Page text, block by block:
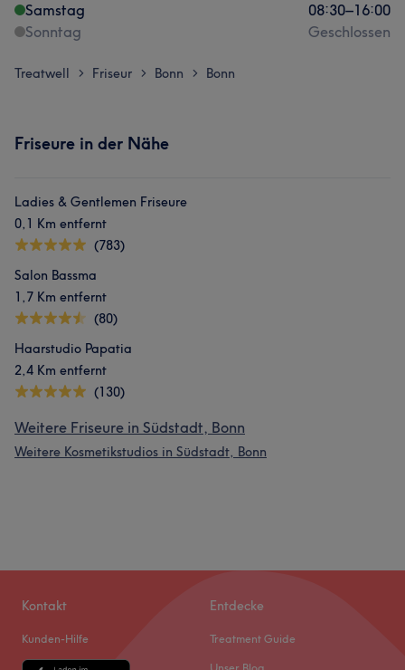
Samstag
08:30–16:00
Sonntag
Geschlossen
Treatwell > Friseur > Bonn > Bonn
Friseure in der Nähe
Ladies & Gentlemen Friseure
0,1 Km entfernt
(783)
Salon Bassma
1,7 Km entfernt
(80)
Haarstudio Papatia
2,4 Km entfernt
(130)
Weitere Friseure in Südstadt, Bonn
Weitere Kosmetikstudios in Südstadt, Bonn
Kontakt
Kunden-Hilfe
Entdecke
Treatment Guide